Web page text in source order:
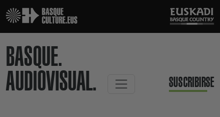
BASQUE.
AUDIOVISUAL.
SUSCRIBIRSE